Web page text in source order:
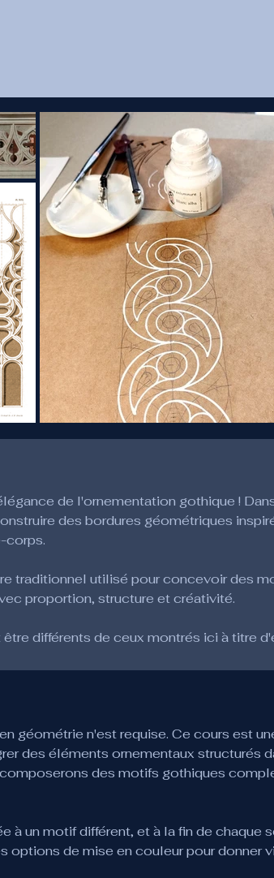
de l'ornementation gothique !
des bordures géométriques
corps.
traditionnel utilisé pour concevoir des
proportion, structure et créativité.
différents de ceux montrés ici à titre
géométrie n'est requise. Ce cours est
des éléments ornementaux structurés
des motifs gothiques
à un motif différent, et à la fin de chaque
options de mise en couleur pour donner